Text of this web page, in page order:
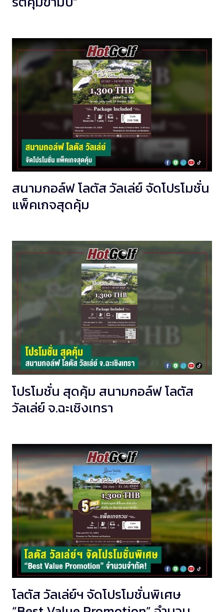
สนามกอล์ฟ โลตัส วัลเล่ย์ จัดโปรโมชั่น
แพ็คเกจสุดคุ้ม
โปรโมชั่น สุดคุ้ม สนามกอล์ฟ โลตัส
วัลเล่ย์ จ.ฉะเชิงเทรา
โลตัส วัลเล่ย์ฯ จัดโปรโมชั่นพิเศษ